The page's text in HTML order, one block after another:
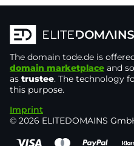
The domain tode.de is
domain marketplace and
as trustee. The technology
this purpose.
Imprint
© 2026 ELITEDOMAINS